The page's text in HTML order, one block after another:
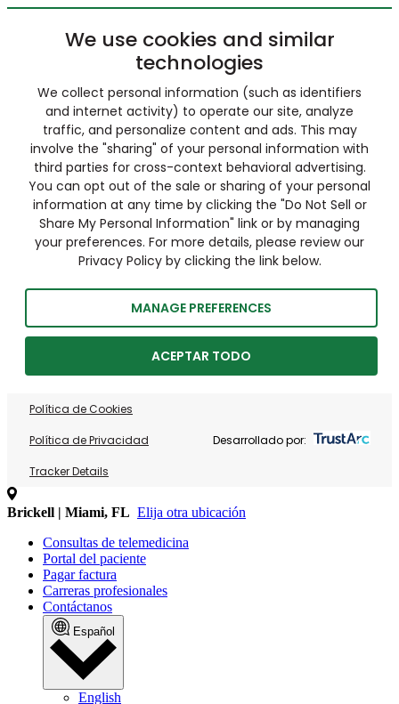
We use cookies and similar
technologies
We collect personal information (such as identifiers
and internet activity) to operate our site, analyze
traffic, and personalize content and ads. This may
involve the "sharing" of your personal information with
third parties for cross-context behavioral advertising.
You can opt out of the sale or sharing of your personal
information at any time by clicking the "Do Not Sell or
Share My Personal Information" link or by managing
your preferences. For more details, please review our
Privacy Policy by clicking the link below.
MANAGE PREFERENCES
ACEPTAR TODO
Política de Cookies
Política de Privacidad
Tracker Details
Desarrollado por:
Brickell | Miami, FL Elija otra ubicación
Consultas de telemedicina
Portal del paciente
Pagar factura
Carreras profesionales
Contáctanos
Español
English